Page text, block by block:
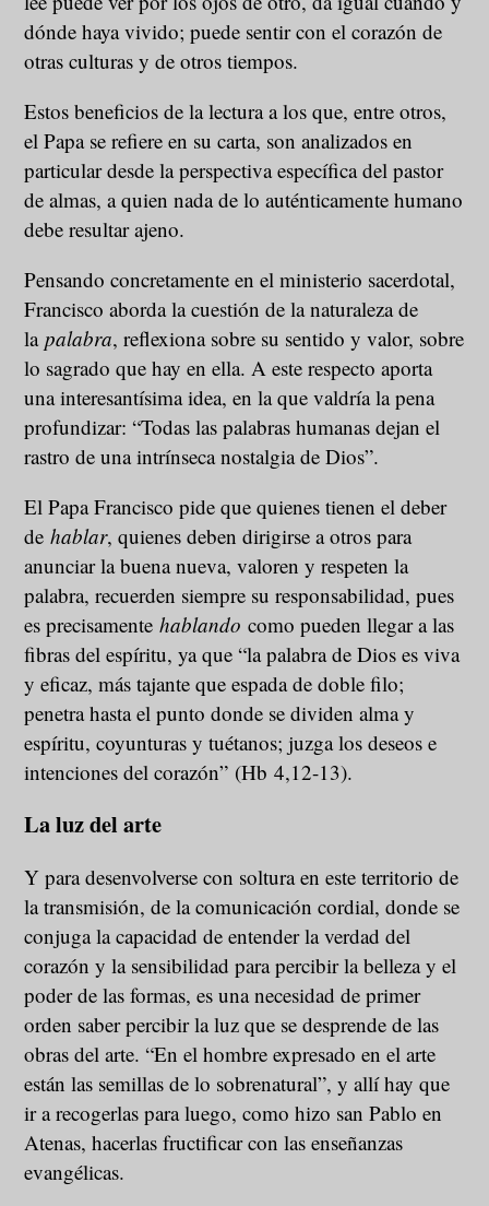
dónde haya vivido; puede sentir con el corazón de
otras culturas y de otros tiempos.
Estos beneficios de la lectura a los que, entre otros,
el Papa se refiere en su carta, son analizados en
particular desde la perspectiva específica del pastor
de almas, a quien nada de lo auténticamente humano
debe resultar ajeno.
Pensando concretamente en el ministerio sacerdotal,
Francisco aborda la cuestión de la naturaleza de
lapalabra, reflexiona sobre su sentido y valor, sobre
lo sagrado que hay en ella. A este respecto aporta
una interesantísima idea, en la que valdría la pena
profundizar: “Todas las palabras humanas dejan el
rastro de una intrínseca nostalgia de Dios”.
El Papa Francisco pide que quienes tienen el deber
dehablar, quienes deben dirigirse a otros para
anunciar la buena nueva, valoren y respeten la
palabra, recuerden siempre su responsabilidad, pues
es precisamentehablando como pueden llegar a las
fibras del espíritu, ya que “la palabra de Dios es viva
y eficaz, más tajante que espada de doble filo;
penetra hasta el punto donde se dividen alma y
espíritu, coyunturas y tuétanos; juzga los deseos e
intenciones del corazón” (Hb 4,12-13).
La luz del arte
Y para desenvolverse con soltura en este territorio de
la transmisión, de la comunicación cordial, donde se
conjuga la capacidad de entender la verdad del
corazón y la sensibilidad para percibir la belleza y el
poder de las formas, es una necesidad de primer
orden saber percibir la luz que se desprende de las
obras del arte. “En el hombre expresado en el arte
están las semillas de lo sobrenatural”, y allí hay que
ir a recogerlas para luego, como hizo san Pablo en
Atenas, hacerlas fructificar con las enseñanzas
evangélicas.